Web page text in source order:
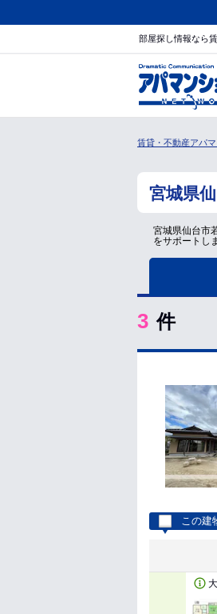
部屋探し情報なら
賃貸・不動産アパ
宮城県
宮城県仙台市
をサポートし
3 件
この建